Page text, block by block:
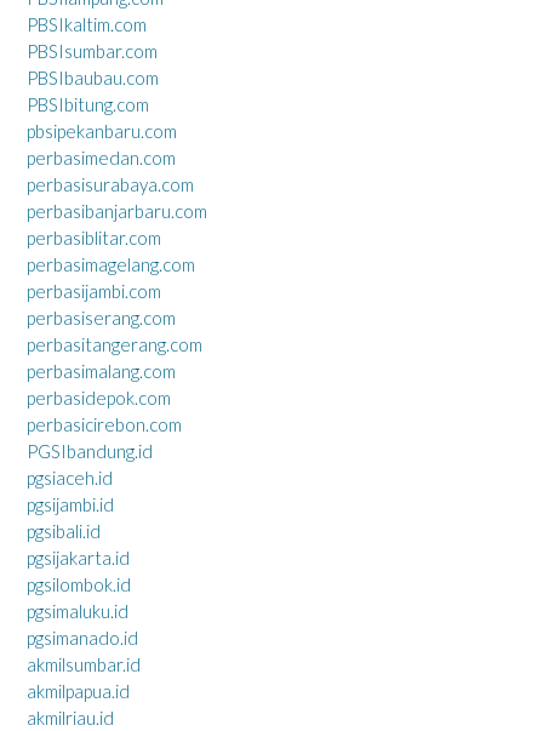
PBSIkaltim.com
PBSIsumbar.com
PBSIbaubau.com
PBSIbitung.com
pbsipekanbaru.com
perbasimedan.com
perbasisurabaya.com
perbasibanjarbaru.com
perbasiblitar.com
perbasimagelang.com
perbasijambi.com
perbasiserang.com
perbasitangerang.com
perbasimalang.com
perbasidepok.com
perbasicirebon.com
PGSIbandung.id
pgsiaceh.id
pgsijambi.id
pgsibali.id
pgsijakarta.id
pgsilombok.id
pgsimaluku.id
pgsimanado.id
akmilsumbar.id
akmilpapua.id
akmilriau.id